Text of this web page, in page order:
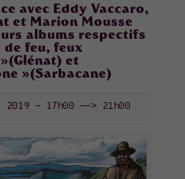
avec Eddy Vaccaro,
et Marion Mousse
albums respectifs
de feu, feux
et
»(Sarbacane)
2019 - 17h00 --> 21h00